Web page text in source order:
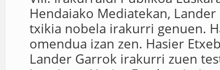
Hendaiako Mediatekan,
txikia nobela irakurri genuen.
omendua izan zen. Hasier
Lander Garrok irakurri zuen